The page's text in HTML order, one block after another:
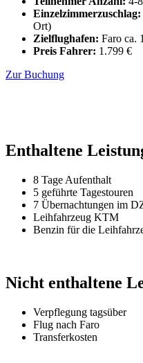
Einzelzimmerzuschlag:
Ort)
Zielflughafen: Faro ca.
Preis Fahrer: 1.799 €
Zur Buchung
Enthaltene
8 Tage Aufenthalt
5 geführte Tagestouren
7 Übernachtungen im
Leihfahrzeug KTM
Benzin für die
Nicht enthaltene
Verpflegung tagsüber
Flug nach Faro
Transferkosten